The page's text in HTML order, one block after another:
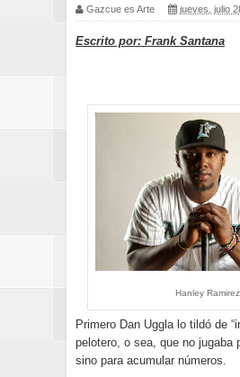
Gazcue es Arte jueves, julio
Escrito por: Frank Santana
Hanley Ramirez
Primero Dan Uggla lo tildó de
pelotero, o sea, que no jugaba
sino para acumular números.